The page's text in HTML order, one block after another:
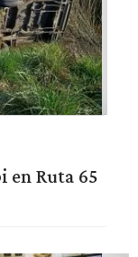
en Ruta 65